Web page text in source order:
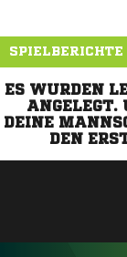
ES WURDEN
ANGELEGT.
DEINE
DEN